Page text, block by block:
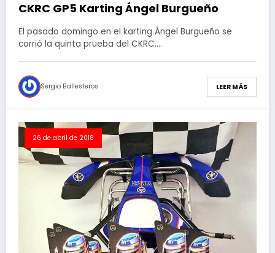
CKRC GP5 Karting Ángel Burgueño
El pasado domingo en el karting Ángel Burgueño se
corrió la quinta prueba del CKRC.…
Sergio Ballesteros LEER MÁS
26 de abril de 2018